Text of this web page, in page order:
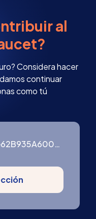
al
Considera hacer
continuar
como tú
0x0e79065B5F11b5BD1e62B935A600976ffF3754B9